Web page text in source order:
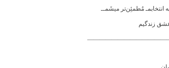
انتخابمـ مُطمئِن‌تر میشَمــ
زندگیم